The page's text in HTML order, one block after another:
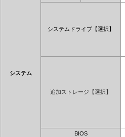
システム
システムドライブ【選択】
追加ストレージ【選択】
BIOS